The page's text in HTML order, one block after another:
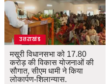
उत्तराखंड
मसूरी विधानसभा को 17.80
करोड़ की विकास योजनाओं की
सौगात, सीएम धामी ने किया
लोकार्पण-शिलान्यास.